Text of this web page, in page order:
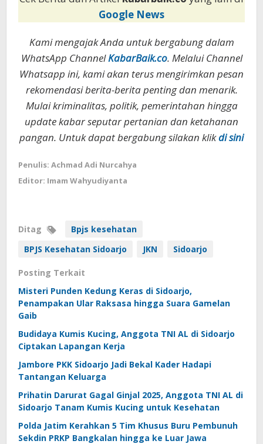
Google News
Kami mengajak Anda untuk bergabung dalam
WhatsApp ChannelKabarBaik.co. Melalui Channel
Whatsapp ini, kami akan terus mengirimkan pesan
rekomendasi berita-berita penting dan menarik.
Mulai kriminalitas, politik, pemerintahan hingga
update kabar seputar pertanian dan ketahanan
pangan. Untuk dapat bergabung silakan klikdi sini
Penulis: Achmad Adi Nurcahya
Editor: Imam Wahyudiyanta
Ditag
Bpjs kesehatan
BPJS Kesehatan Sidoarjo
JKN Sidoarjo
Posting Terkait
Misteri Punden Kedung Keras di Sidoarjo,
Penampakan Ular Raksasa hingga Suara Gamelan
Gaib
Budidaya Kumis Kucing, Anggota TNI AL di Sidoarjo
Ciptakan Lapangan Kerja
Jambore PKK Sidoarjo Jadi Bekal Kader Hadapi
Tantangan Keluarga
Prihatin Darurat Gagal Ginjal 2025, Anggota TNI AL di
Sidoarjo Tanam Kumis Kucing untuk Kesehatan
Polda Jatim Kerahkan 5 Tim Khusus Buru Pembunuh
Sekdin PRKP Bangkalan hingga ke Luar Jawa